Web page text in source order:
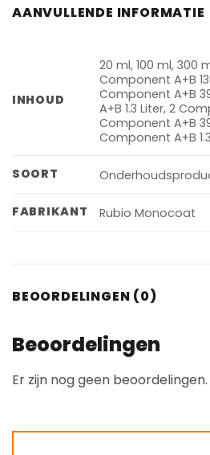
AANVULLENDE INFORMATIE
INHOUD
20 ml, 100 ml, 300
Component A+B
Component A+B
A+B 1.3 Liter, 2
Component A+B
Component A+B
SOORT
FABRIKANT Rubio Monocoat
BEOORDELINGEN (0)
Beoordelingen
Er zijn nog geen beoordelingen.